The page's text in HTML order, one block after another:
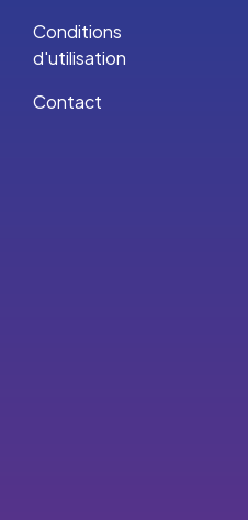
Conditions
d'utilisation
Contact